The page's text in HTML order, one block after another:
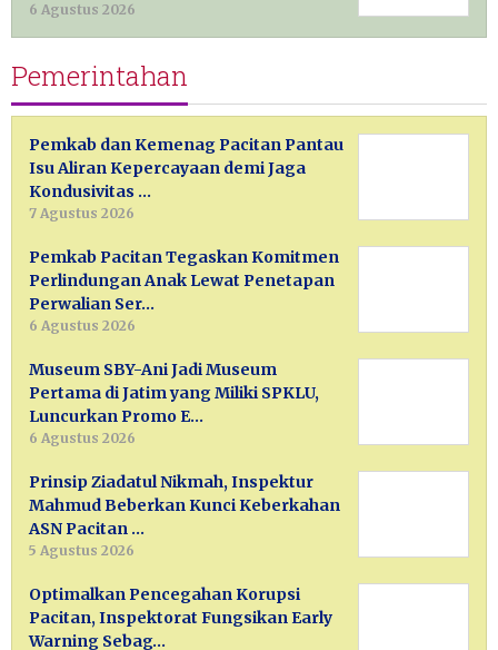
6 Agustus 2026
Pemerintahan
Pemkab dan Kemenag Pacitan Pantau
Isu Aliran Kepercayaan demi Jaga
Kondusivitas …
7 Agustus 2026
Pemkab Pacitan Tegaskan Komitmen
Perlindungan Anak Lewat Penetapan
Perwalian Ser…
6 Agustus 2026
Museum SBY-Ani Jadi Museum
Pertama di Jatim yang Miliki SPKLU,
Luncurkan Promo E…
6 Agustus 2026
Prinsip Ziadatul Nikmah, Inspektur
Mahmud Beberkan Kunci Keberkahan
ASN Pacitan …
5 Agustus 2026
Optimalkan Pencegahan Korupsi
Pacitan, Inspektorat Fungsikan Early
Warning Sebag…